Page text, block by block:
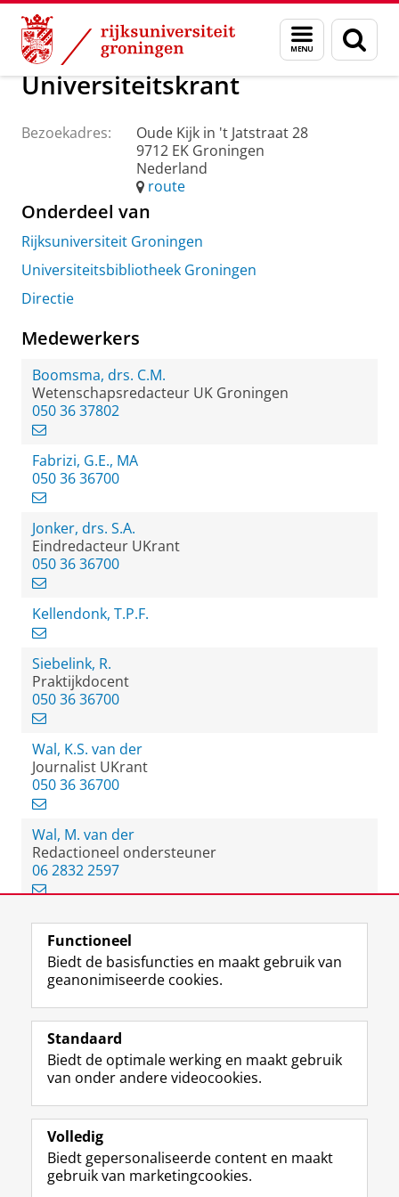
Skip
Content
Skip
Navigation
Menu
en
zoeken
Over ons Praktische zaken Waar vindt u ons
Universiteitskrant
Bezoekadres:
Oude Kijk in 't Jatstraat 28
9712 EK Groningen
Nederland
route
Onderdeel van
Rijksuniversiteit Groningen
Universiteitsbibliotheek Groningen
Directie
Medewerkers
Boomsma, drs. C.M.
Wetenschapsredacteur UK Groningen
050 36 37802
Fabrizi, G.E., MA
050 36 36700
Jonker, drs. S.A.
Eindredacteur UKrant
050 36 36700
Kellendonk, T.P.F.
Siebelink, R.
Praktijkdocent
050 36 36700
Wal, K.S. van der
Journalist UKrant
050 36 36700
Wal, M. van der
Redactioneel ondersteuner
06 2832 2597
View this page in:English
Volg de RUG
F
a
e
b
o
p
a
L
i
k
e
I
-
p
R
S
-
f
e
R
I
n
t
r
m
Y
o
T
e
k
Studiekiezers
Alumni
Over ons
Functioneel
Biedt de basisfuncties en maakt gebruik van
geanonimiseerde cookies.
Standaard
Biedt de optimale werking en maakt gebruik
van onder andere videocookies.
Volledig
Biedt gepersonaliseerde content en maakt
gebruik van marketingcookies.